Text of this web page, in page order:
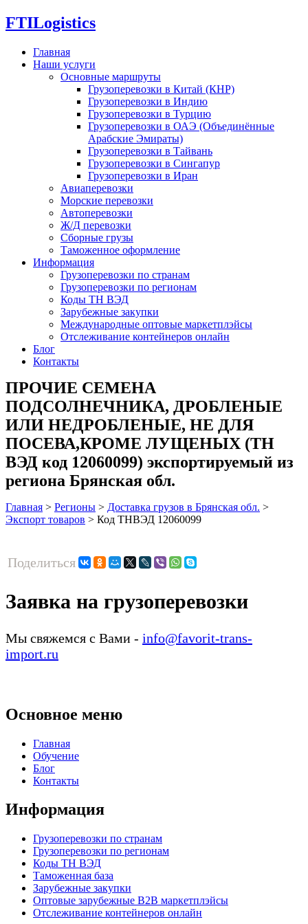
FTILogistics
Главная
Наши услуги
Основные маршруты
Грузоперевозки в Китай (КНР)
Грузоперевозки в Индию
Грузоперевозки в Турцию
Грузоперевозки в ОАЭ (Объединённые
Арабские Эмираты)
Грузоперевозки в Тайвань
Грузоперевозки в Сингапур
Грузоперевозки в Иран
Авиаперевозки
Морские перевозки
Автоперевозки
Ж/Д перевозки
Сборные грузы
Таможенное оформление
Информация
Грузоперевозки по странам
Грузоперевозки по регионам
Коды ТН ВЭД
Зарубежные закупки
Международные оптовые маркетплэйсы
Отслеживание контейнеров онлайн
Блог
Контакты
ПРОЧИЕ СЕМЕНА
ПОДСОЛНЕЧНИКА, ДРОБЛЕНЫЕ
ИЛИ НЕДРОБЛЕНЫЕ, НЕ ДЛЯ
ПОСЕВА,КРОМЕ ЛУЩЕНЫХ (ТН
ВЭД код 12060099) экспортируемый из
региона Брянская обл.
Главная > Регионы > Доставка грузов в Брянская обл. >
Экспорт товаров > Код ТНВЭД 12060099
Поделиться
Заявка на грузоперевозки
Мы свяжемся с Вами - info@favorit-trans-
import.ru
Основное меню
Главная
Обучение
Блог
Контакты
Информация
Грузоперевозки по странам
Грузоперевозки по регионам
Коды ТН ВЭД
Таможенная база
Зарубежные закупки
Оптовые зарубежные B2B маркетплэйсы
Отслеживание контейнеров онлайн